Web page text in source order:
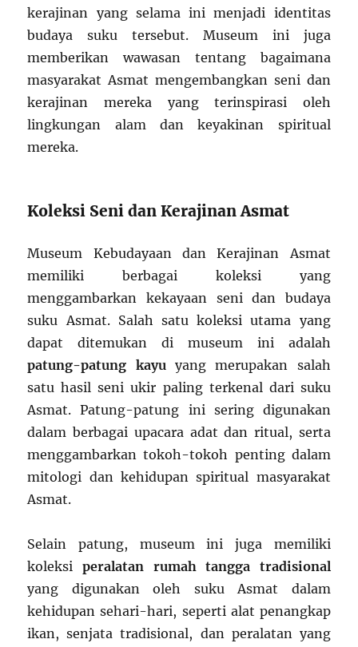
kerajinan yang selama ini menjadi identitas
budaya suku tersebut. Museum ini juga
memberikan wawasan tentang bagaimana
masyarakat Asmat mengembangkan seni dan
kerajinan mereka yang terinspirasi oleh
lingkungan alam dan keyakinan spiritual
mereka.
Koleksi Seni dan Kerajinan Asmat
Museum Kebudayaan dan Kerajinan Asmat
memiliki berbagai koleksi yang
menggambarkan kekayaan seni dan budaya
suku Asmat. Salah satu koleksi utama yang
dapat ditemukan di museum ini adalah
patung-patung kayuyang merupakan salah
satu hasil seni ukir paling terkenal dari suku
Asmat. Patung-patung ini sering digunakan
dalam berbagai upacara adat dan ritual, serta
menggambarkan tokoh-tokoh penting dalam
mitologi dan kehidupan spiritual masyarakat
Asmat.
Selain patung, museum ini juga memiliki
koleksi peralatan rumah tangga tradisional
yang digunakan oleh suku Asmat dalam
kehidupan sehari-hari, seperti alat penangkap
ikan, senjata tradisional, dan peralatan yang